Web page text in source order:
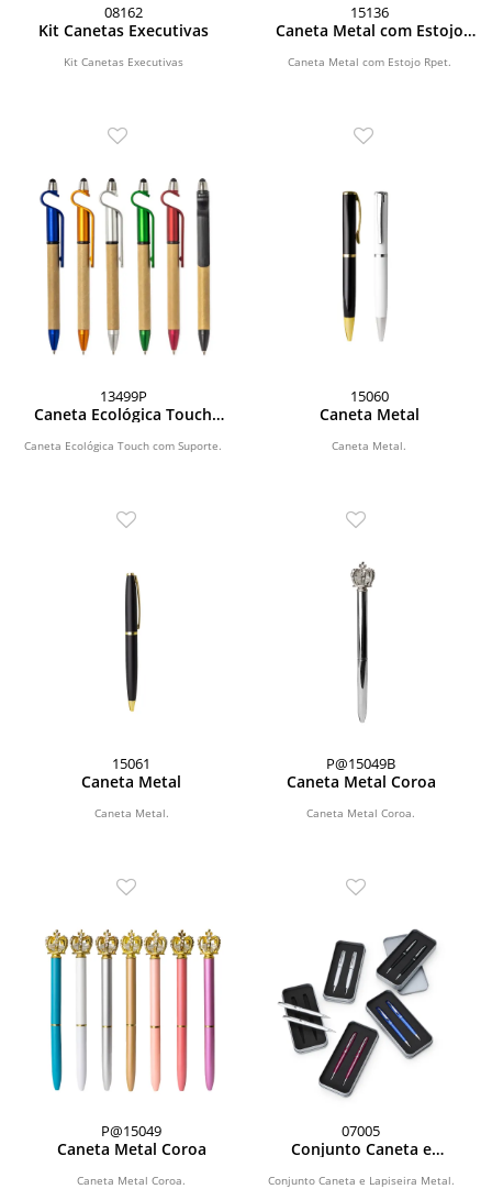
08162
Kit Canetas Executivas
Kit Canetas Executivas
15136
Caneta Metal com Estojo
Caneta Metal com Estojo Rpet.
13499P
Caneta Ecológica Touch
Caneta Ecológica Touch com Suporte.
15060
Caneta Metal
Caneta Metal.
15061
Caneta Metal
Caneta Metal.
P@15049B
Caneta Metal Coroa
Caneta Metal Coroa.
P@15049
Caneta Metal Coroa
Caneta Metal Coroa.
07005
Conjunto Caneta e
Conjunto Caneta e Lapiseira Metal.